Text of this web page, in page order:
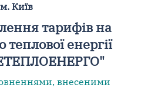
м. Київ
тарифів на
енергії
внесеними